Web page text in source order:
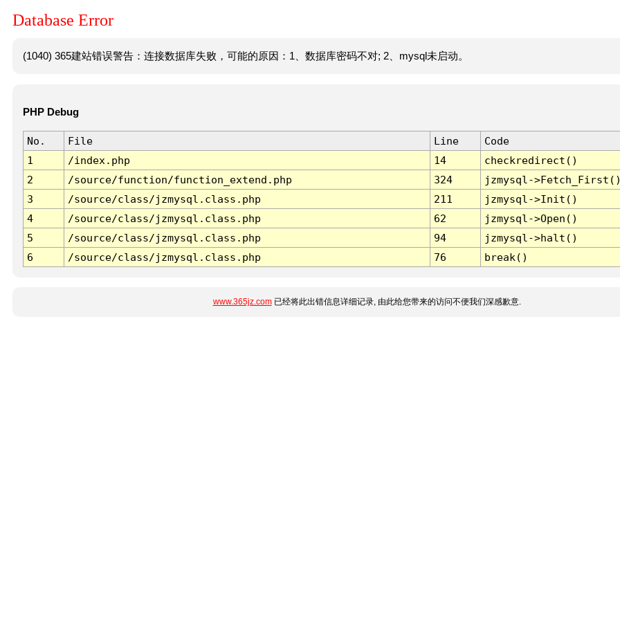
Database Error
(1040) 365建站错误警告：连接数据库失败，可能的原因：1、数据库密码不对; 2、mysql未启动。
PHP Debug
No. File Line
Code
1
/index.php 14
checkredirect()
2
/source/function/function_extend.php 324
jzmysql-
3
/source/class/jzmysql.class.php 211
jzmysql->Init()
4
/source/class/jzmysql.class.php 62
jzmysql->Open()
5
/source/class/jzmysql.class.php 94
jzmysql->halt()
6
/source/class/jzmysql.class.php 76 break()
www.365jz.com已经将此出错信息详细记录, 由此给您带来的访问不便我们深感歉意.